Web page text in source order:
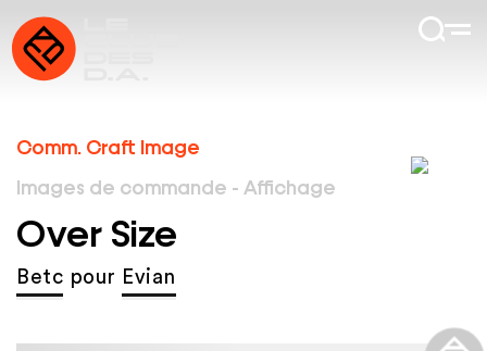
Comm. Craft Image
Images de commande - Affichage
Over Size
Betc pour Evian